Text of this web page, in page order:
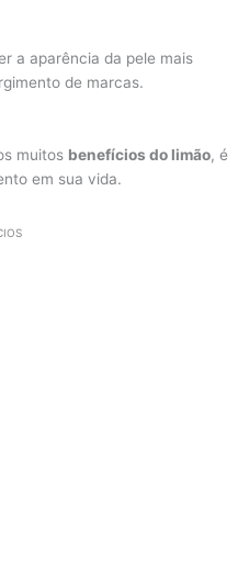
a aparência da pele mais
de marcas.
muitos benefícios do limão, é
em sua vida.